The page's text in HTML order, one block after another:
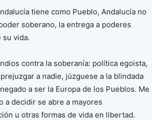
tiene como Pueblo, Andalucía no
soberano, la entrega a poderes
su vida.
contra la soberanía: política egoista,
a nadie, júzguese a la blindada
a ser la Europa de los Pueblos. Me
a decidir se abre a mayores
u otras formas de vida en libertad.